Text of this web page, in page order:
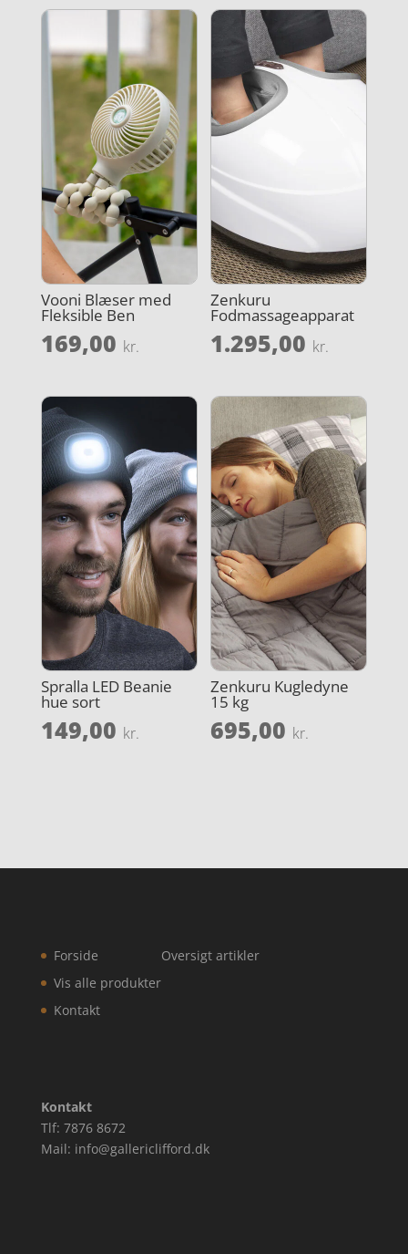
Vooni Blæser med
Fleksible Ben
169,00 kr.
Zenkuru
Fodmassageapparat
1.295,00 kr.
Spralla LED Beanie
hue sort
149,00 kr.
Zenkuru Kugledyne
15 kg
695,00 kr.
Forside
Vis alle produkter
Kontakt
Oversigt artikler
Kontakt
Tlf: 7876 8672
Mail: info@gallericlifford.dk